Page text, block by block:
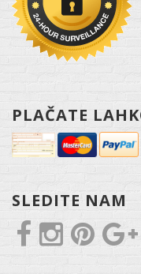
PLAČATE
SLEDITE NAM